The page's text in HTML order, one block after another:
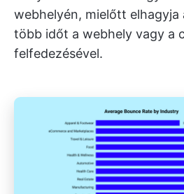
webhelyén, mielőtt
több időt a webhely vagy a
felfedezésével.